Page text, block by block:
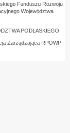
Funduszu Rozwoju
Województwa
PODLASKIEGO
Zarządzająca RPOWP